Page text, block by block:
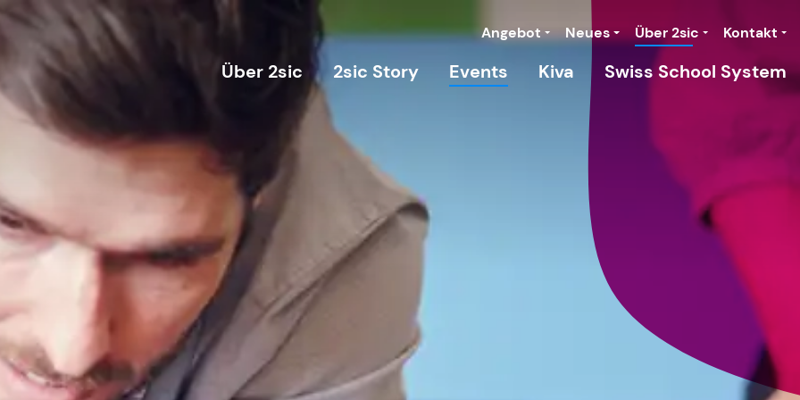
Angebot Neues Über 2sic Kontakt
Über 2sic 2sic Story Events Kiva Swiss School System